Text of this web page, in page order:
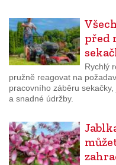
před
Rychlý
pružně reagovat na
pracovního záběru
a snadné údržby.